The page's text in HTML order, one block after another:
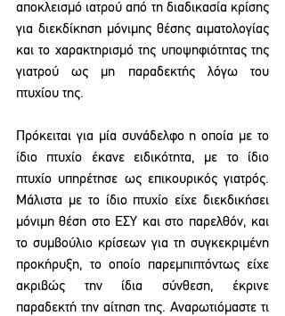
αποκλεισμό ιατρού από τη διαδικασία κρίσης
για διεκδίκηση μόνιμης θέσης αιματολογίας
και το χαρακτηρισμό της υποψηφιότητας της
γιατρού ως μη παραδεκτής λόγω του
πτυχίου της.
Πρόκειται για μία συνάδελφο η οποία με το
ίδιο πτυχίο έκανε ειδικότητα, με το ίδιο
πτυχίο υπηρέτησε ως επικουρικός γιατρός.
Μάλιστα με το ίδιο πτυχίο είχε διεκδικήσει
μόνιμη θέση στο ΕΣΥ και στο παρελθόν, και
το συμβούλιο κρίσεων για τη συγκεκριμένη
προκήρυξη, το οποίο παρεμπιπτόντως είχε
ακριβώς την ίδια σύνθεση, έκρινε
παραδεκτή την αίτηση της. Αναρωτιόμαστε τι